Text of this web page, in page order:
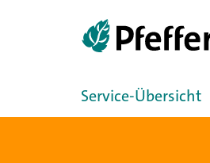
Service-Übersicht